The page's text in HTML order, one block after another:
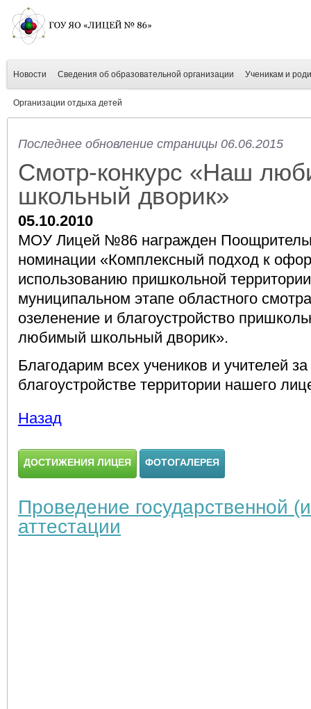
Новости Сведения об образовательной организации Ученикам и
Организации отдыха детей
Последнее обновление страницы 06.06.2015
Смотр-конкурс «Наш
школьный дворик»
05.10.2010
МОУ Лицей №86 награжден
номинации «Комплексный подход к
использованию пришкольной
муниципальном этапе областного
озеленение и благоустройство
любимый школьный дворик».
Благодарим всех учеников и учителей
благоустройстве территории нашего
Назад
ДОСТИЖЕНИЯ ЛИЦЕЯ ФОТОГАЛЕРЕЯ
Проведение государственной
аттестации